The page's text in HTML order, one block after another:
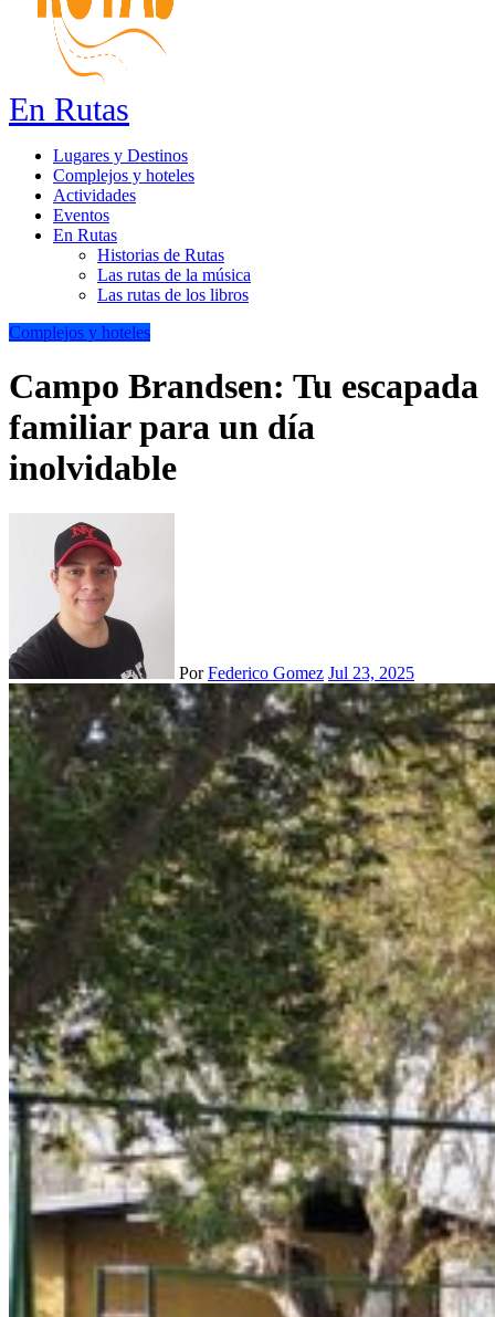
En Rutas
Lugares y Destinos
Complejos y hoteles
Actividades
Eventos
En Rutas
Historias de Rutas
Las rutas de la música
Las rutas de los libros
Complejos y hoteles
Campo Brandsen: Tu escapada
familiar para un día
inolvidable
PorFederico Gomez Jul 23, 2025